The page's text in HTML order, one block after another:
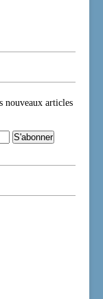
nouveaux articles